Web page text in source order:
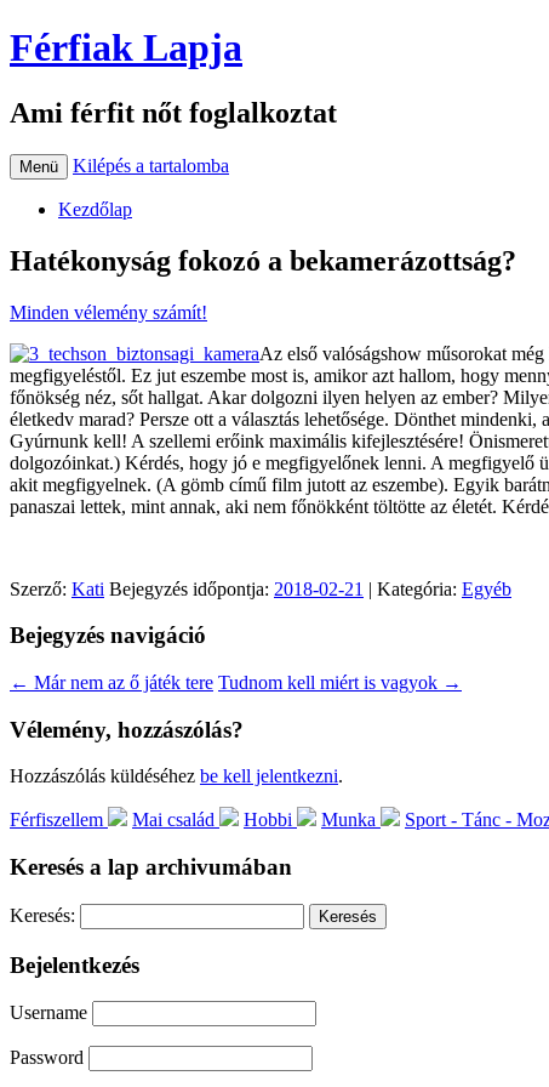
Férfiak Lapja
Ami férfit nőt foglalkoztat
Menü Kilépés a tartalomba
Kezdőlap
Hatékonyság fokozó a bekamerázottság?
Minden vélemény számít!
Az első valóságshow műsorokat
megfigyeléstől. Ez jut eszembe most is, amikor azt hallom, hogy
főnökség néz, sőt hallgat. Akar dolgozni ilyen helyen az ember?
életkedv marad? Persze ott a választás lehetősége. Dönthet
Gyúrnunk kell! A szellemi erőink maximális kifejlesztésére!
dolgozóinkat.) Kérdés, hogy jó e megfigyelőnek lenni. A megfigyelő
akit megfigyelnek. (A gömb című film jutott az eszembe). Egyik
panaszai lettek, mint annak, aki nem főnökként töltötte az életét.
Szerző: Kati Bejegyzés időpontja: 2018-02-21 | Kategória: Egyéb
Bejegyzés navigáció
← Már nem az ő játék tere Tudnom kell miért is vagyok →
Vélemény, hozzászólás?
Hozzászólás küldéséhez be kell jelentkezni.
Férfiszellem Mai család Hobbi Munka Sport - Tánc -
Keresés a lap archivumában
Keresés:
Bejelentkezés
Username
Password